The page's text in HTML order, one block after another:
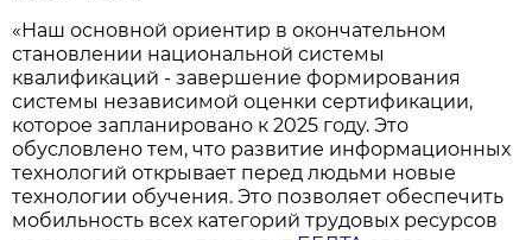
«Наш основной ориентир в окончательном
становлении национальной системы
квалификаций - завершение формирования
системы независимой оценки сертификации,
которое запланировано к 2025 году. Это
обусловлено тем, что развитие информационных
технологий открывает перед людьми новые
технологии обучения. Это позволяет обеспечить
мобильность всех категорий трудовых ресурсов